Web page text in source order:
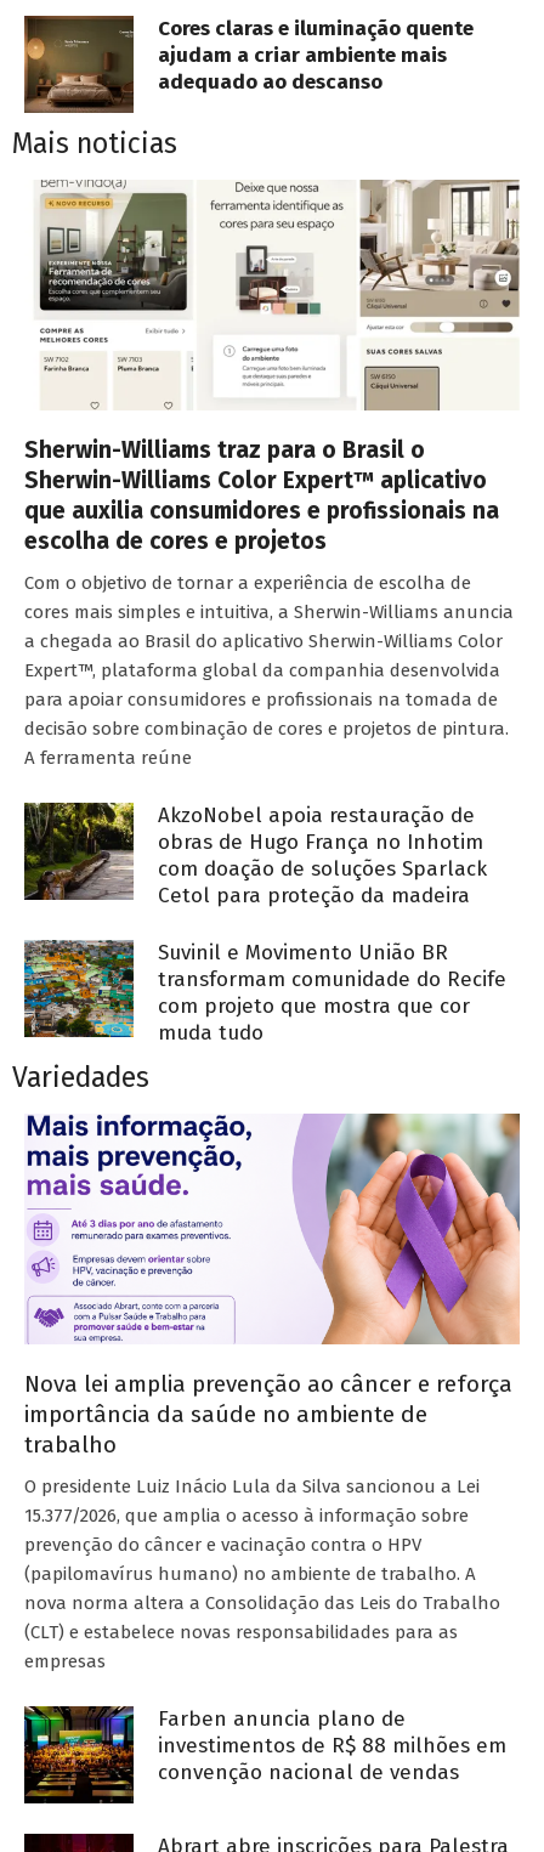
Cores claras e iluminação quente
ajudam a criar ambiente mais
adequado ao descanso
Mais noticias
Sherwin-Williams traz para o Brasil o
Sherwin-Williams Color Expert™ aplicativo
que auxilia consumidores e profissionais na
escolha de cores e projetos
Com o objetivo de tornar a experiência de escolha de
cores mais simples e intuitiva, a Sherwin-Williams anuncia
a chegada ao Brasil do aplicativo Sherwin-Williams Color
Expert™, plataforma global da companhia desenvolvida
para apoiar consumidores e profissionais na tomada de
decisão sobre combinação de cores e projetos de pintura.
A ferramenta reúne
AkzoNobel apoia restauração de
obras de Hugo França no Inhotim
com doação de soluções Sparlack
Cetol para proteção da madeira
Suvinil e Movimento União BR
transformam comunidade do Recife
com projeto que mostra que cor
muda tudo
Variedades
Nova lei amplia prevenção ao câncer e reforça
importância da saúde no ambiente de
trabalho
O presidente Luiz Inácio Lula da Silva sancionou a Lei
15.377/2026, que amplia o acesso à informação sobre
prevenção do câncer e vacinação contra o HPV
(papilomavírus humano) no ambiente de trabalho. A
nova norma altera a Consolidação das Leis do Trabalho
(CLT) e estabelece novas responsabilidades para as
empresas
Farben anuncia plano de
investimentos de R$ 88 milhões em
convenção nacional de vendas